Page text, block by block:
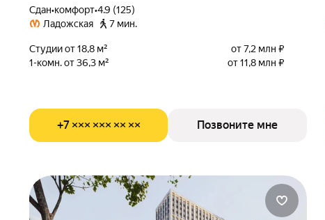
Сдан•комфорт•4.9 (125)
Ладожская
7 мин.
Студии от 18,8 м²
от 7,2 млн ₽
1-комн. от 36,3 м²
от 11,8 млн ₽
+7 ××× ××× ×× ×× Позвоните мне